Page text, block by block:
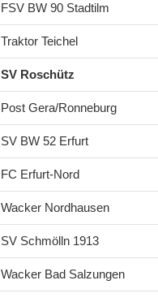
FSV BW 90 Stadtilm
Traktor Teichel
SV Roschütz
Post Gera/Ronneburg
SV BW 52 Erfurt
FC Erfurt-Nord
Wacker Nordhausen
SV Schmölln 1913
Wacker Bad Salzungen